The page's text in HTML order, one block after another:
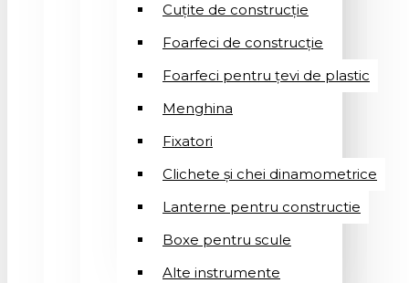
Cuțite de construcție
Foarfeci de construcție
Foarfeci pentru țevi de plastic
Menghina
Fixatori
Clichete și chei dinamometrice
Lanterne pentru constructie
Boxe pentru scule
Alte instrumente